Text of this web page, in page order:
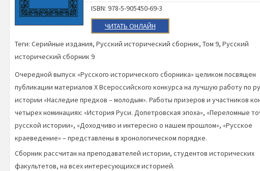
ISBN: 978-5-905450-69-3
ЧИТАТЬ ОНЛАЙН
Теги: Серийные издания, Русский исторический сборник, Том 9, Русский
исторический сборник 9
Очередной выпуск «Русского исторического сборника» целиком посвящен
публикации материалов X Всероссийского конкурса на лучшую работу по
истории «Наследие предков – молодым». Работы призеров и участников
четырех номинациях: «История Руси. Допетровская эпоха», «Переломные
русской истории», «Доходчиво и интересно о нашем прошлом», «Русское
краеведение» – представлены в хронологическом порядке.
Сборник рассчитан на преподавателей истории, студентов исторических
факультетов, на всех интересующихся историей.